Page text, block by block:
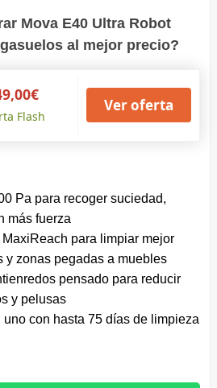
Mova E40 Ultra Robot
al mejor precio?
Flash
Ver oferta
Pa para recoger suciedad,
más fuerza
para limpiar mejor
y zonas pegadas a muebles
pensado para reducir
y pelusas
uno con hasta 75 días de limpieza